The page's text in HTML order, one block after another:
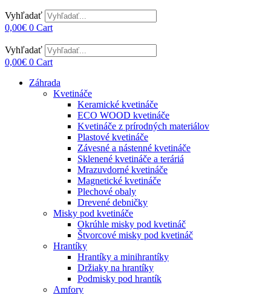
Vyhľadať
0,00€ 0 Cart
Vyhľadať
0,00€ 0 Cart
Záhrada
Kvetináče
Keramické kvetináče
ECO WOOD kvetináče
Kvetináče z prírodných materiálov
Plastové kvetináče
Závesné a nástenné kvetináče
Sklenené kvetináče a teráriá
Mrazuvdorné kvetináče
Magnetické kvetináče
Plechové obaly
Drevené debničky
Misky pod kvetináče
Okrúhle misky pod kvetináč
Štvorcové misky pod kvetináč
Hrantíky
Hrantíky a minihrantíky
Držiaky na hrantíky
Podmisky pod hrantík
Amfory